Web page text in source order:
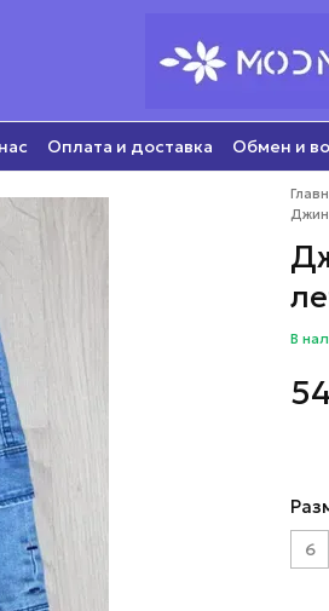
Оплата и доставка Обмен и
В
6